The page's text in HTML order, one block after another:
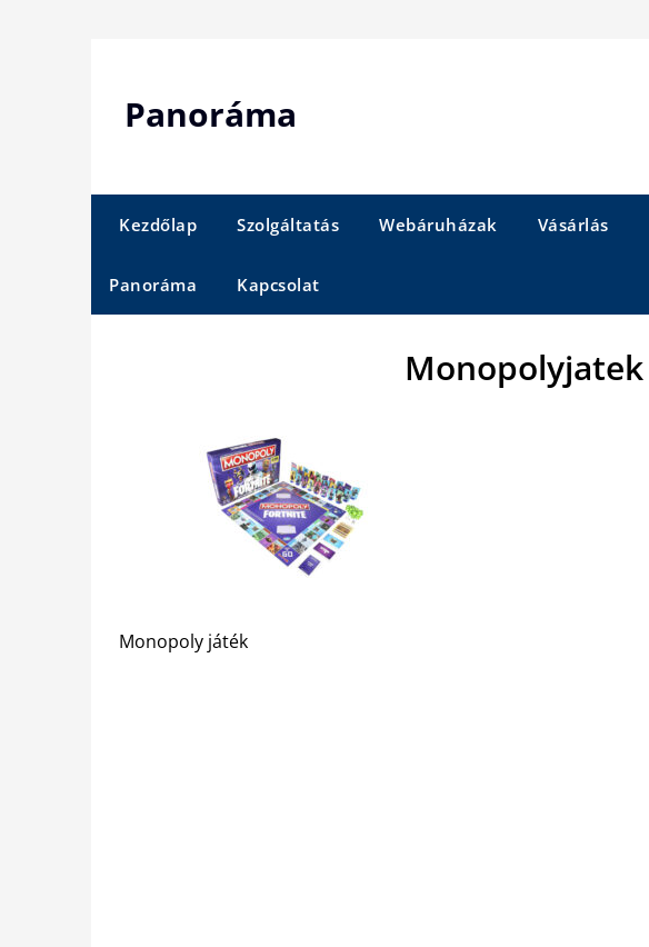
Panoráma
Kezdőlap Szolgáltatás Webáruházak Vásárlás
Panoráma Kapcsolat
Monopolyjatek
Monopoly játék